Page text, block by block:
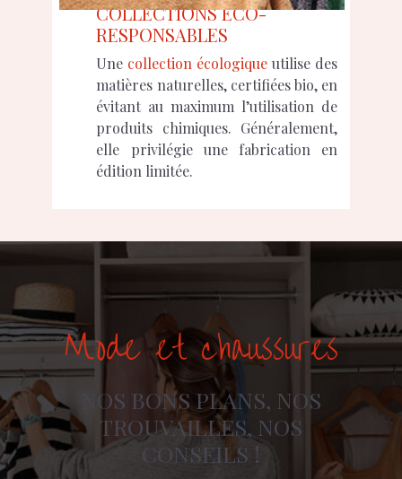
COLLECTIONS ÉCO-
RESPONSABLES
Une collection écologique utilise des
matières naturelles, certifiées bio, en
évitant au maximum l’utilisation de
produits chimiques. Généralement,
elle privilégie une fabrication en
édition limitée.
Mode et chaussures
NOS BONS PLANS, NOS
TROUVAILLES, NOS
CONSEILS !